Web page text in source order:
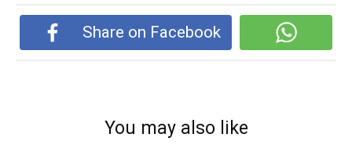
Share on Facebook
You may also like